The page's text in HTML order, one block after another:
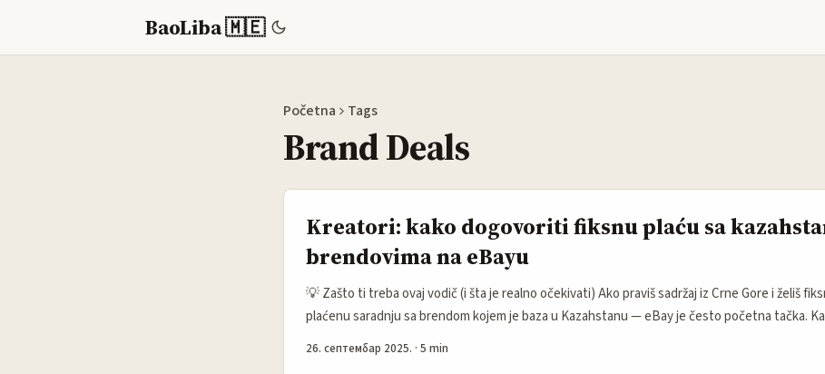
BaoLiba 🇲🇪
Početna Tags
Brand Deals
Kreatori: kako dogovoriti fiksnu plaću sa
brendovima na eBayu
💡 Zašto ti treba ovaj vodič (i šta je realno očekivati) Ako praviš sadržaj iz Crne Gore i želiš
plaćenu saradnju sa brendom kojem je baza u Kazahstanu — eBay je često početna tačka.
tech i potrošački sektor rastu (Dealroom procjena vrijednosti tech ekosistema spominje skok
26. септембар 2025. · 5 min